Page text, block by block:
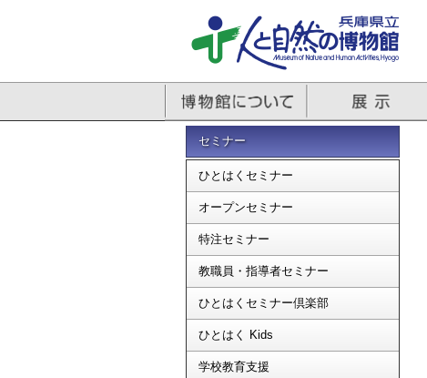
セミナー
ひとはくセミナー
オープンセミナー
特注セミナー
教職員・指導者セミナー
ひとはくセミナー倶楽部
ひとはく Kids
学校教育支援